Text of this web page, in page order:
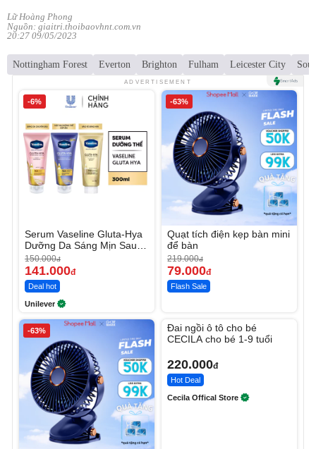
Lữ Hoàng Phong
Nguồn: giaitri.thoibaovhnt.com.vn
20:27 09/05/2023
Nottingham Forest Everton Brighton Fulham Leicester City
ADVERTISEMENT
-6%
Serum Vaseline Gluta-Hya
Dưỡng Da Sáng Mịn Sau 7
Ngày
150.000đ
141.000đ
Deal hot
Unilever
-63%
Quạt tích điện kẹp bàn mini
để bàn
219.000đ
79.000đ
Flash Sale
-63%
Đai ngồi ô tô cho bé
CECILA cho bé 1-9 tuổi
220.000đ
Hot Deal
Cecila Offical Store